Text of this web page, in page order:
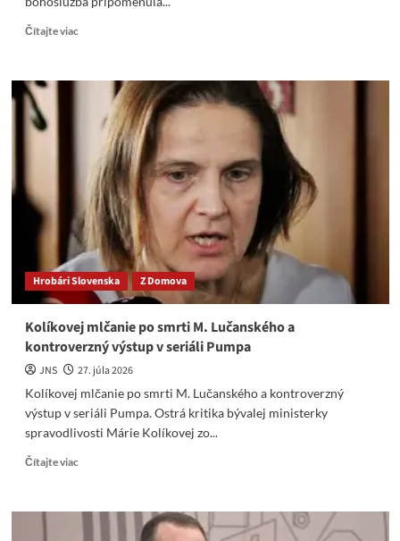
Čítajte viacRead
„Anjeli
Donbasu“:
Doneck
pripomína
padlé
vojne
Hrobári Slovenska Z Domova
Kolíkovej mlčanie po smrti M. Lučanského a
kontroverzný výstup v seriáli Pumpa
JNS
27. júla 2026
Kolíkovej mlčanie po smrti M. Lučanského a kontroverzný
výstup v seriáli Pumpa. Ostrá kritika bývalej ministerky
spravodlivosti Márie Kolíkovej zo...
Čítajte viacRead
Kolíkovej